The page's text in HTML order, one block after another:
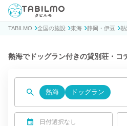
貸別荘コテージ・一棟貸し宿泊予約サイト
TABILMO 全国の施設 東海 静岡・伊豆 熱
熱海でドッグラン付きの貸別荘・コ
熱海 ドッグラン
日付選択なし